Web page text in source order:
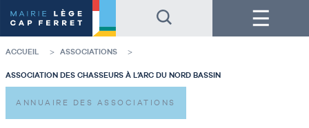
au
contenu
de
la
au
pied
de
page
Menu
ACCUEIL ASSOCIATIONS
ASSOCIATION DES CHASSEURS À L’ARC DU NORD BASSIN
ANNUAIRE DES ASSOCIATIONS